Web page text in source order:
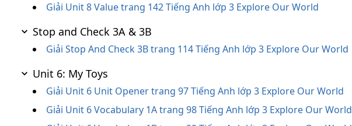
Giải Unit 8 Value trang 142 Tiếng Anh lớp 3 Explore Our World
Stop and Check 3A & 3B
Giải Stop And Check 3B trang 114 Tiếng Anh lớp 3 Explore Our World
Unit 6: My Toys
Giải Unit 6 Unit Opener trang 97 Tiếng Anh lớp 3 Explore Our World
Giải Unit 6 Vocabulary 1A trang 98 Tiếng Anh lớp 3 Explore Our World